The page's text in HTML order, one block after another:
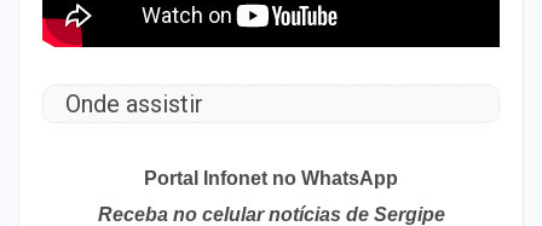
Onde assistir
Portal Infonet no WhatsApp
Receba no celular notícias de Sergipe